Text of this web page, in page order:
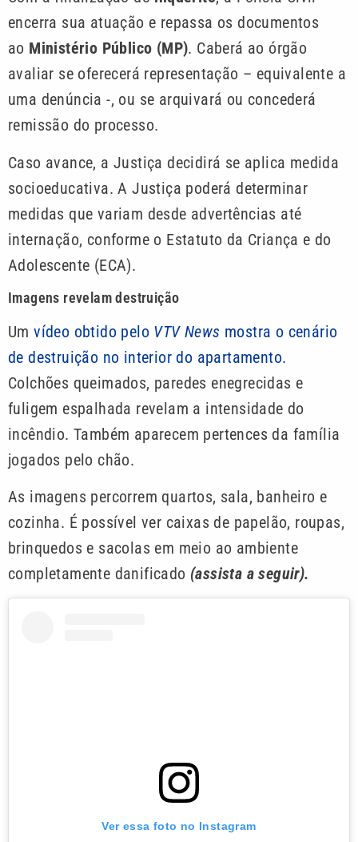
encerra sua atuação e repassa os documentos
ao Ministério Público (MP). Caberá ao órgão
avaliar se oferecerá representação – equivalente a
uma denúncia -, ou se arquivará ou concederá
remissão do processo.
Caso avance, a Justiça decidirá se aplica medida
socioeducativa. A Justiça poderá determinar
medidas que variam desde advertências até
internação, conforme o Estatuto da Criança e do
Adolescente (ECA).
Imagens revelam destruição
Umvídeo obtido pelo VTV News mostra o cenário
de destruição no interior do apartamento.
Colchões queimados, paredes enegrecidas e
fuligem espalhada revelam a intensidade do
incêndio. Também aparecem pertences da família
jogados pelo chão.
As imagens percorrem quartos, sala, banheiro e
cozinha. É possível ver caixas de papelão, roupas,
brinquedos e sacolas em meio ao ambiente
completamente danificado (assista a seguir).
Ver essa foto no Instagram